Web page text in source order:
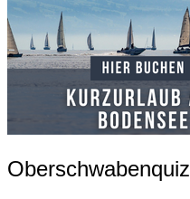
Oberschwabenquiz